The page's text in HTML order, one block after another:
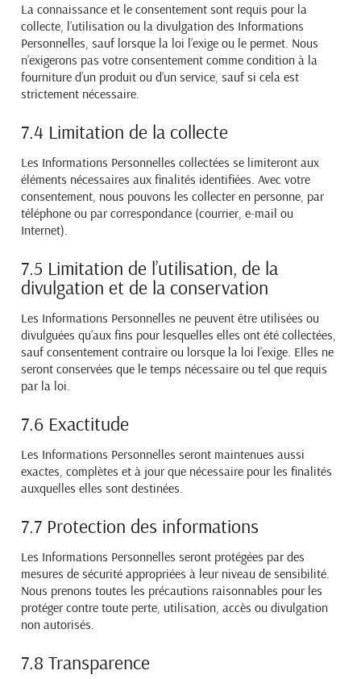
La connaissance et le consentement sont requis pour la
collecte, l’utilisation ou la divulgation des Informations
Personnelles, sauf lorsque la loi l’exige ou le permet. Nous
n’exigerons pas votre consentement comme condition à la
fourniture d’un produit ou d’un service, sauf si cela est
strictement nécessaire.
7.4 Limitation de la collecte
Les Informations Personnelles collectées se limiteront aux
éléments nécessaires aux finalités identifiées. Avec votre
consentement, nous pouvons les collecter en personne, par
téléphone ou par correspondance (courrier, e-mail ou
Internet).
7.5 Limitation de l’utilisation, de la
divulgation et de la conservation
Les Informations Personnelles ne peuvent être utilisées ou
divulguées qu’aux fins pour lesquelles elles ont été collectées,
sauf consentement contraire ou lorsque la loi l’exige. Elles ne
seront conservées que le temps nécessaire ou tel que requis
par la loi.
7.6 Exactitude
Les Informations Personnelles seront maintenues aussi
exactes, complètes et à jour que nécessaire pour les finalités
auxquelles elles sont destinées.
7.7 Protection des informations
Les Informations Personnelles seront protégées par des
mesures de sécurité appropriées à leur niveau de sensibilité.
Nous prenons toutes les précautions raisonnables pour les
protéger contre toute perte, utilisation, accès ou divulgation
non autorisés.
7.8 Transparence